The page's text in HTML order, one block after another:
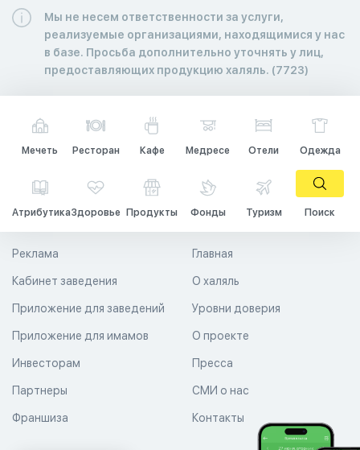
Мы не несем ответственности за услуги,
реализуемые организациями, находящимися у нас
в базе. Просьба дополнительно уточнять у лиц,
предоставляющих продукцию халяль. (7723)
Мечеть Ресторан Кафе Медресе Отели Одежда
АтрибутикаЗдоровье Продукты Фонды Туризм Поиск
Главная
О халяль
Уровни доверия
Реклама
Кабинет заведения
Приложение для заведений
Приложение для имамов О проекте
Пресса
СМИ о нас
Контакты
Инвесторам
Партнеры
Франшиза